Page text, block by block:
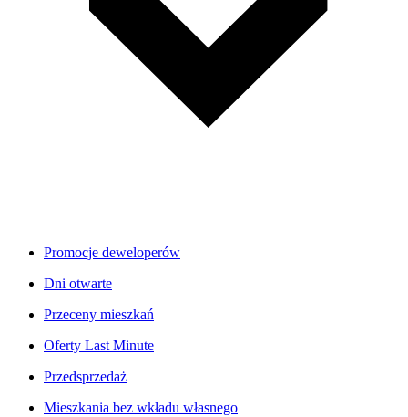
Promocje deweloperów
Dni otwarte
Przeceny mieszkań
Oferty Last Minute
Przedsprzedaż
Mieszkania bez wkładu własnego